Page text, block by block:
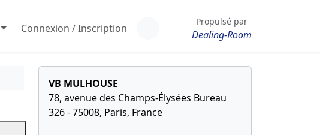
Connexion / Inscription
Propulsé par
Dealing-Room
VB MULHOUSE
78, avenue des Champs-Élysées Bureau
326 - 75008, Paris, France